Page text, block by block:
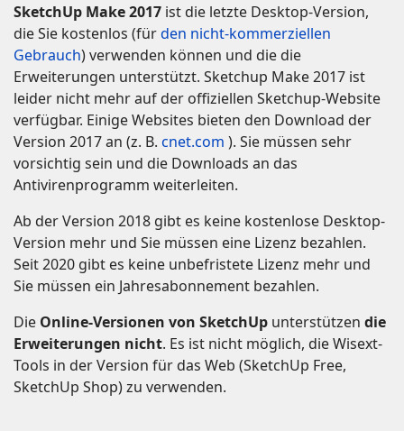
SketchUp Make 2017 ist die letzte Desktop-Version,
die Sie kostenlos (fürden nicht-kommerziellen
Gebrauch) verwenden können und die die
Erweiterungen unterstützt. Sketchup Make 2017 ist
leider nicht mehr auf der offiziellen Sketchup-Website
verfügbar. Einige Websites bieten den Download der
Version 2017 an (z. B. cnet.com ). Sie müssen sehr
vorsichtig sein und die Downloads an das
Antivirenprogramm weiterleiten.
Ab der Version 2018 gibt es keine kostenlose Desktop-
Version mehr und Sie müssen eine Lizenz bezahlen.
Seit 2020 gibt es keine unbefristete Lizenz mehr und
Sie müssen ein Jahresabonnement bezahlen.
Die Online-Versionen von SketchUp unterstützen die
Erweiterungen nicht. Es ist nicht möglich, die Wisext-
Tools in der Version für das Web (SketchUp Free,
SketchUp Shop) zu verwenden.